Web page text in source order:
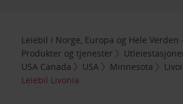
Leiebil i Norge, Europa og Hele
Produkter og tjenester
USA Canada
USA Minnesota
Leiebil Livonia